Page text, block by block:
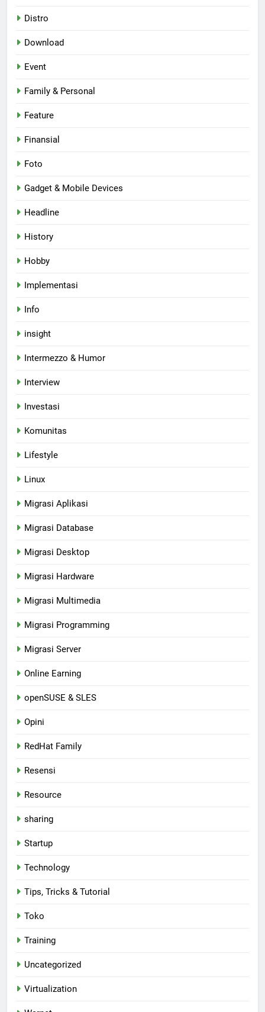
Distro
Download
Event
Family & Personal
Feature
Finansial
Foto
Gadget & Mobile Devices
Headline
History
Hobby
Implementasi
Info
insight
Intermezzo & Humor
Interview
Investasi
Komunitas
Lifestyle
Linux
Migrasi Aplikasi
Migrasi Database
Migrasi Desktop
Migrasi Hardware
Migrasi Multimedia
Migrasi Programming
Migrasi Server
Online Earning
openSUSE & SLES
Opini
RedHat Family
Resensi
Resource
sharing
Startup
Technology
Tips, Tricks & Tutorial
Toko
Training
Uncategorized
Virtualization